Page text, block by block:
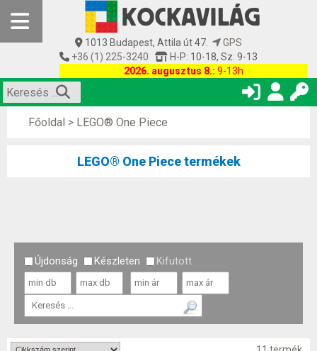
1013 Budapest, Attila út 47.
GPS
+36 (1) 225-3240
H-P: 10-18, Sz: 9-13
2026. augusztus 8.: 9-13h
Főoldal > LEGO® One Piece
LEGO® One Piece termékek
Újdonság Készleten Kifutott